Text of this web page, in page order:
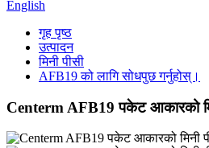
English
गृह पृष्ठ
उत्पादन
मिनी पीसी
AFB19 को लागि सोधपुछ गर्नुहोस्।
Centerm AFB19 पकेट आकारको